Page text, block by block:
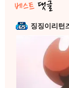
징징이리턴